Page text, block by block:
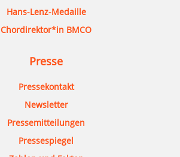
Hans-Lenz-Medaille
Chordirektor*in BMCO
Presse
Pressekontakt
Newsletter
Pressemitteilungen
Pressespiegel